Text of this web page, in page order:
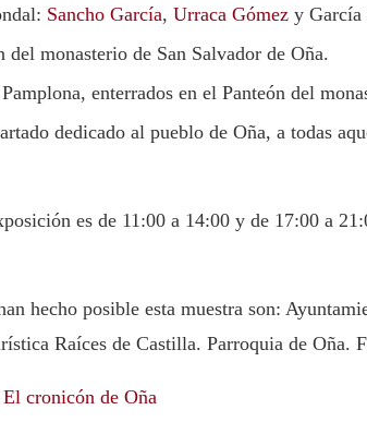
Sancho García, Urraca Gómez y García
del monasterio de San Salvador de Oña.
enterrados en el Panteón del
dedicado al pueblo de Oña, a todas
es de 11:00 a 14:00 y de 17:00 a
hecho posible esta muestra son:
Raíces de Castilla. Parroquia de Oña.
El cronicón de Oña